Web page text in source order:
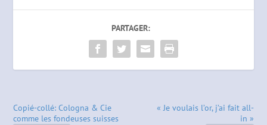
PARTAGER:
Copié-collé: Cologna & Cie
comme les fondeuses suisses
« Je voulais l’or, j’ai fait all-
in »